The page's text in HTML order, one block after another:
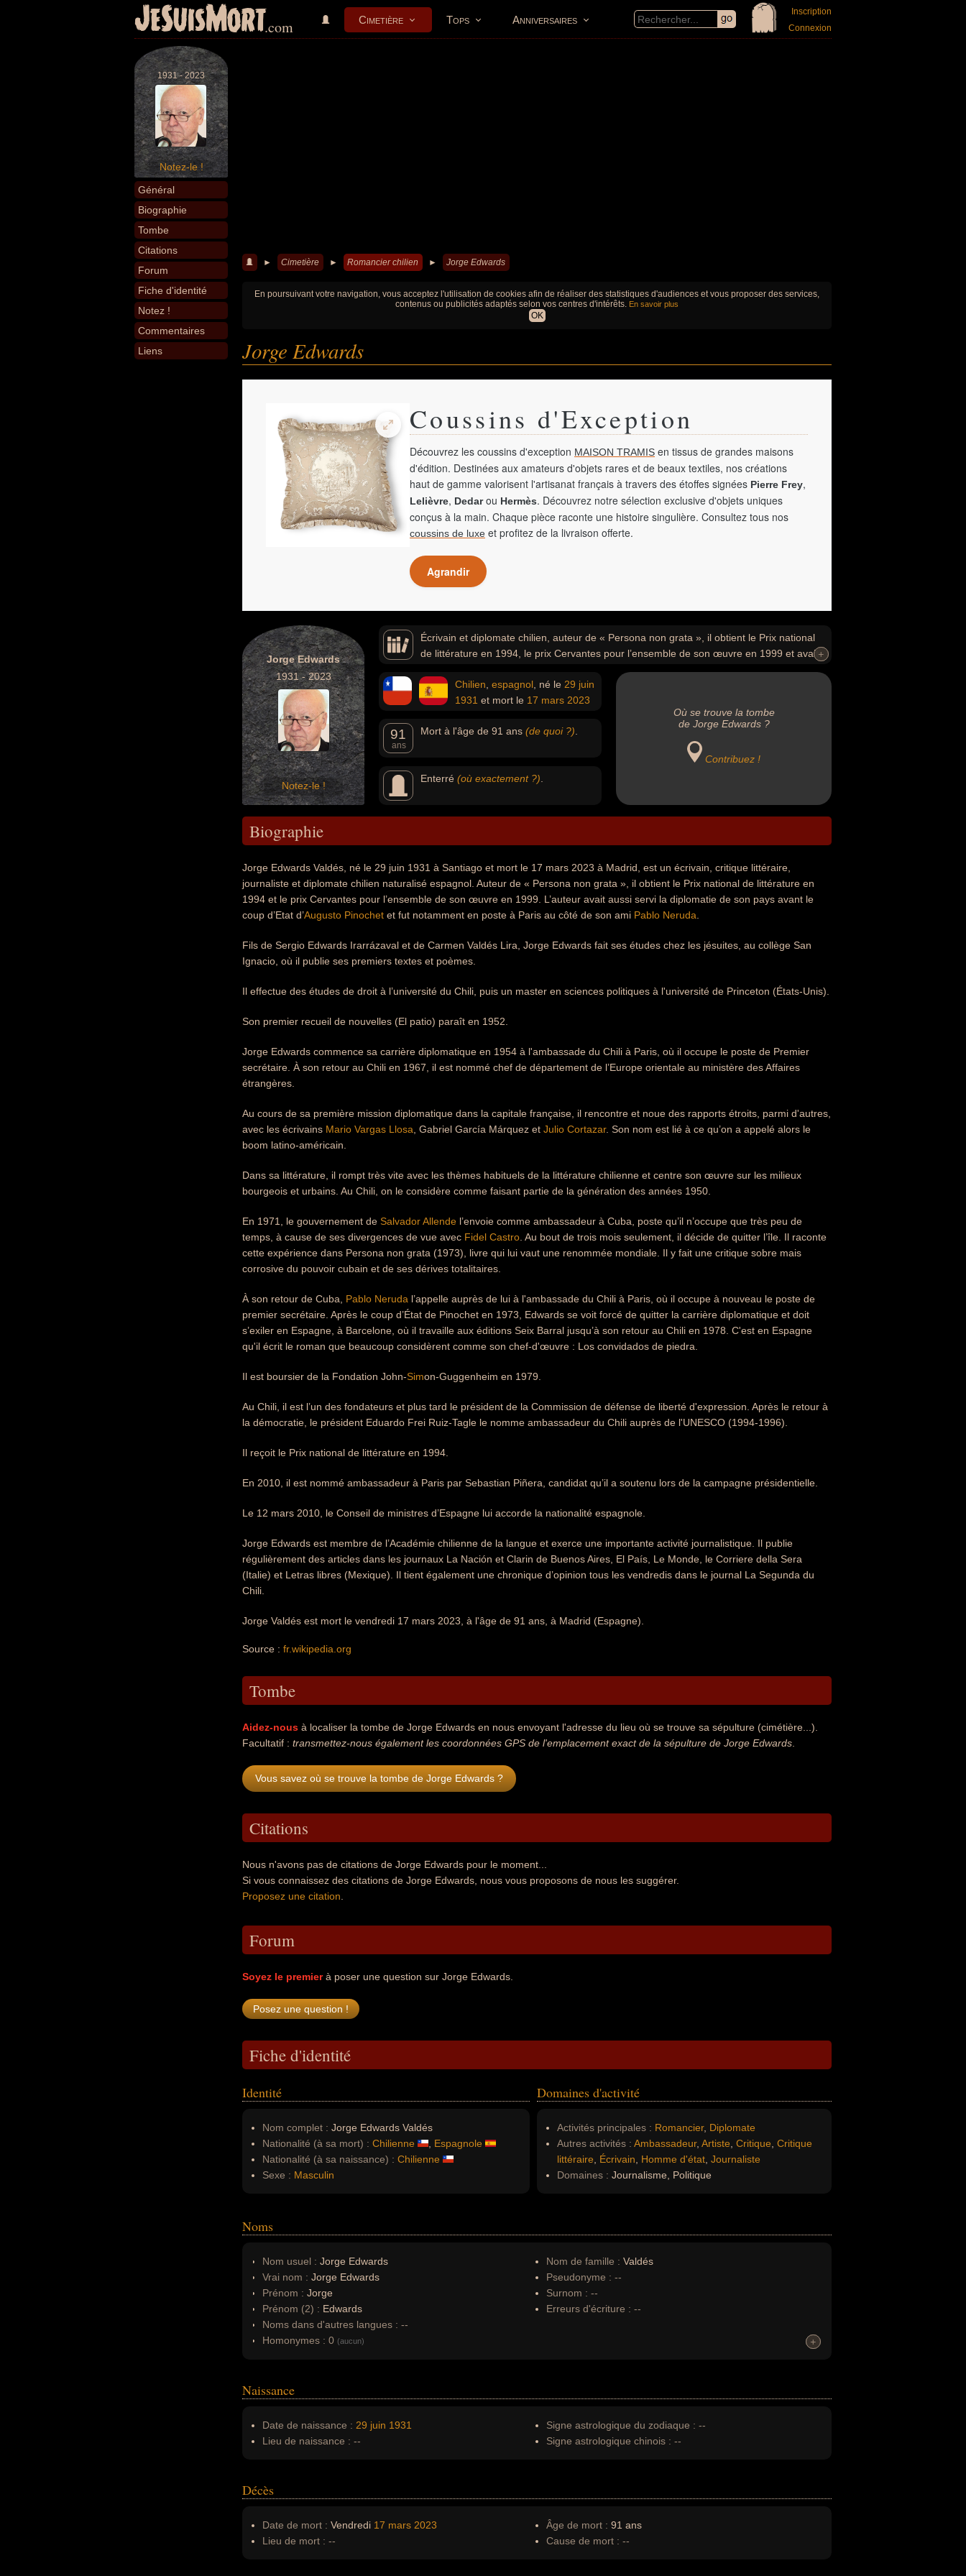
JeSuisMort.com Cimetière Tops Anniversaires
Inscription
Connexion
1931 - 2023
Notez-le !
Général
Biographie
Tombe
Citations
Forum
Fiche d'identité
Notez !
Commentaires
Liens
► Cimetière ► Romancier chilien ► Jorge Edwards
En poursuivant votre navigation, vous acceptez l'utilisation de cookies afin de réaliser des statistiques d'audiences et vous proposer des services,
contenus ou publicités adaptés selon vos centres d'intérêts. En savoir plus
OK
Jorge Edwards
Coussins d'Exception
Découvrez les coussins d'exception MAISON TRAMIS en tissus de grandes maisons
d'édition. Destinées aux amateurs d'objets rares et de beaux textiles, nos créations
haut de gamme valorisent l'artisanat français à travers des étoffes signées Pierre Frey,
Lelièvre, Dedarou Hermès. Découvrez notre sélection exclusive d'objets uniques
conçus à la main. Chaque pièce raconte une histoire singulière. Consultez tous nos
coussins de luxe et profitez de la livraison offerte.
Agrandir
Jorge Edwards
1931 - 2023
Notez-le !
Écrivain et diplomate chilien, auteur de « Persona non grata », il obtient le Prix national
de littérature en 1994, le prix Cervantes pour l’ensemble de son œuvre en 1999 et avait+
+
Chilien espagnol , né le 29 juin
1931 et mort le 17 mars 2023
91
ans
Mort à l'âge de 91 ans (de quoi ?)
Enterré (où exactement ?)
Où se trouve la tombe
de Jorge Edwards ?
Contribuez !
Biographie
Jorge Edwards Valdés, né le 29 juin 1931 à Santiago et mort le 17 mars 2023 à Madrid, est un écrivain, critique littéraire,
journaliste et diplomate chilien naturalisé espagnol. Auteur de « Persona non grata », il obtient le Prix national de littérature en
1994 et le prix Cervantes pour l’ensemble de son œuvre en 1999. L’auteur avait aussi servi la diplomatie de son pays avant le
coup d’Etat d’Augusto Pinochet et fut notamment en poste à Paris au côté de son ami Pablo Neruda
Fils de Sergio Edwards Irarrázaval et de Carmen Valdés Lira, Jorge Edwards fait ses études chez les jésuites, au collège San
Ignacio, où il publie ses premiers textes et poèmes.
Il effectue des études de droit à l’université du Chili, puis un master en sciences politiques à l'université de Princeton (États-Unis).
Son premier recueil de nouvelles (El patio) paraît en 1952.
Jorge Edwards commence sa carrière diplomatique en 1954 à l'ambassade du Chili à Paris, où il occupe le poste de Premier
secrétaire. À son retour au Chili en 1967, il est nommé chef de département de l’Europe orientale au ministère des Affaires
étrangères.
Au cours de sa première mission diplomatique dans la capitale française, il rencontre et noue des rapports étroits, parmi d'autres,
avec les écrivains Mario Vargas Llosa , Gabriel García Márquez et Julio Cortazar. Son nom est lié à ce qu’on a appelé alors le
boom latino-américain.
Dans sa littérature, il rompt très vite avec les thèmes habituels de la littérature chilienne et centre son œuvre sur les milieux
bourgeois et urbains. Au Chili, on le considère comme faisant partie de la génération des années 1950.
En 1971, le gouvernement de Salvador Allende l’envoie comme ambassadeur à Cuba, poste qu’il n’occupe que très peu de
temps, à cause de ses divergences de vue avec Fidel Castro . Au bout de trois mois seulement, il décide de quitter l’île. Il raconte
cette expérience dans Persona non grata (1973), livre qui lui vaut une renommée mondiale. Il y fait une critique sobre mais
corrosive du pouvoir cubain et de ses dérives totalitaires.
À son retour de Cuba, Pablo Neruda l’appelle auprès de lui à l'ambassade du Chili à Paris, où il occupe à nouveau le poste de
premier secrétaire. Après le coup d’État de Pinochet en 1973, Edwards se voit forcé de quitter la carrière diplomatique et doit
s’exiler en Espagne, à Barcelone, où il travaille aux éditions Seix Barral jusqu’à son retour au Chili en 1978. C'est en Espagne
qu'il écrit le roman que beaucoup considèrent comme son chef-d'œuvre : Los convidados de piedra.
Il est boursier de la Fondation John-Simon-Guggenheim en 1979.
Au Chili, il est l’un des fondateurs et plus tard le président de la Commission de défense de liberté d'expression. Après le retour à
la démocratie, le président Eduardo Frei Ruiz-Tagle le nomme ambassadeur du Chili auprès de l'UNESCO (1994-1996).
Il reçoit le Prix national de littérature en 1994.
En 2010, il est nommé ambassadeur à Paris par Sebastian Piñera, candidat qu’il a soutenu lors de la campagne présidentielle.
Le 12 mars 2010, le Conseil de ministres d’Espagne lui accorde la nationalité espagnole.
Jorge Edwards est membre de l’Académie chilienne de la langue et exerce une importante activité journalistique. Il publie
régulièrement des articles dans les journaux La Nación et Clarin de Buenos Aires, El País, Le Monde, le Corriere della Sera
(Italie) et Letras libres (Mexique). Il tient également une chronique d’opinion tous les vendredis dans le journal La Segunda du
Chili.
Jorge Valdés est mort le vendredi 17 mars 2023, à l'âge de 91 ans, à Madrid (Espagne).
Source : fr.wikipedia.org
Tombe
Aidez-nous à localiser la tombe de Jorge Edwards en nous envoyant l'adresse du lieu où se trouve sa sépulture (cimétière...).
Facultatif : transmettez-nous également les coordonnées GPS de l'emplacement exact de la sépulture de Jorge Edwards
Vous savez où se trouve la tombe de Jorge Edwards ?
Citations
Nous n'avons pas de citations de Jorge Edwards pour le moment...
Si vous connaissez des citations de Jorge Edwards, nous vous proposons de nous les suggérer.
Proposez une citation
Forum
Soyez le premierà poser une question sur Jorge Edwards.
Fiche d'identité
Identité
Nom complet : Jorge Edwards Valdés
Nationalité (à sa mort) : Chilienne , Espagnole
Nationalité (à sa naissance) : Chilienne
Sexe : Masculin
Domaines d'activité
Activités principales : Romancier, Diplomate
Autres activités : Ambassadeur, Artiste Critique Critique
littéraire
Écrivain Homme d'état Journaliste
Domaines : Journalisme, Politique
Noms
Nom usuel : Jorge Edwards
Vrai nom : Jorge Edwards
Prénom : Jorge
Prénom (2) : Edwards
Noms dans d'autres langues : --
Homonymes : 0 (aucun)
Nom de famille : Valdés
Pseudonyme : --
Surnom : --
Erreurs d'écriture : --
+
+
Naissance
Date de naissance : 29 juin 1931
Lieu de naissance : --
Signe astrologique du zodiaque : --
Signe astrologique chinois : --
Décès
Date de mort : Vendredi 17 mars 2023
Lieu de mort : --
Âge de mort : 91 ans
Cause de mort : --